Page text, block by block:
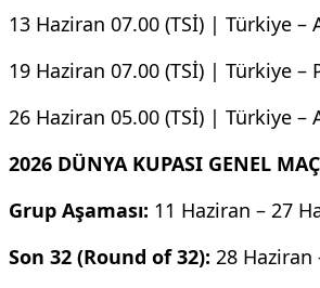
13 Haziran 07.00 (TSİ) | Türkiye –
19 Haziran 07.00 (TSİ) | Türkiye –
26 Haziran 05.00 (TSİ) | Türkiye –
2026 DÜNYA KUPASI GENEL
Grup Aşaması: 11 Haziran – 27
Son 32 (Round of 32): 28 Haziran